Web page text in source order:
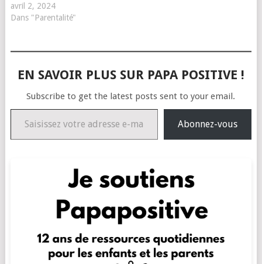
avril 2, 2024
Dans "Parentalité"
EN SAVOIR PLUS SUR PAPA POSITIVE !
Subscribe to get the latest posts sent to your email.
Saisissez votre adresse e-mail…
Abonnez-vous